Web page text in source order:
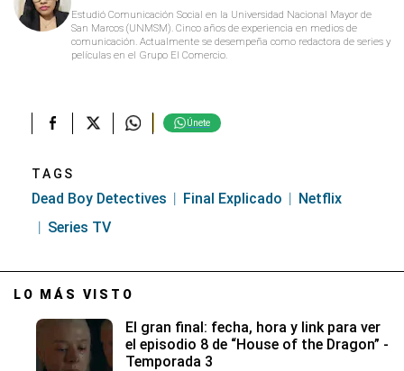
Estudió Comunicación Social en la Universidad Nacional Mayor de
San Marcos (UNMSM). Cinco años de experiencia en medios de
comunicación. Actualmente se desempeña como redactora de series y
películas en el Grupo El Comercio.
Únete
TAGS
Dead Boy Detectives Final Explicado
Netflix
Series TV
LO MÁS VISTO
El gran final: fecha, hora y link para ver
el episodio 8 de “House of the Dragon” -
Temporada 3